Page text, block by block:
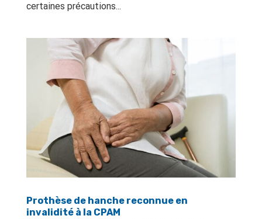
certaines précautions...
Prothèse de hanche reconnue en
invalidité à la CPAM